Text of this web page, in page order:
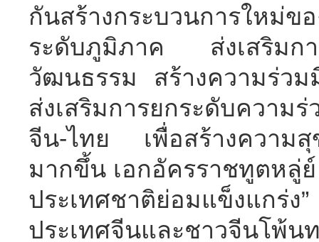
กันสร้างกระบวนการใหม่ข
ระดับภูมิภาค ส่งเสริมกา
วัฒนธรรม สร้างความร่วม
ส่งเสริมการยกระดับความ
จีน-ไทย เพื่อสร้างความสุ
มากขึ้น เอกอัครราชทูตหลู่
ประเทศชาติย่อมแข็งแก
ประเทศจีนและชาวจีนโพ้น